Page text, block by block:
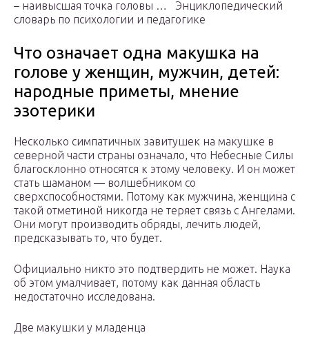
– наивысшая точка головы … Энциклопедический
словарь по психологии и педагогике
Что означает одна макушка на
голове у женщин, мужчин, детей:
народные приметы, мнение
эзотерики
Несколько симпатичных завитушек на макушке в
северной части страны означало, что Небесные Силы
благосклонно относятся к этому человеку. И он может
стать шаманом — волшебником со
сверхспособностями. Потому как мужчина, женщина с
такой отметиной никогда не теряет связь с Ангелами.
Они могут производить обряды, лечить людей,
предсказывать то, что будет.
Официально никто это подтвердить не может. Наука
об этом умалчивает, потому как данная область
недостаточно исследована.
Две макушки у младенца